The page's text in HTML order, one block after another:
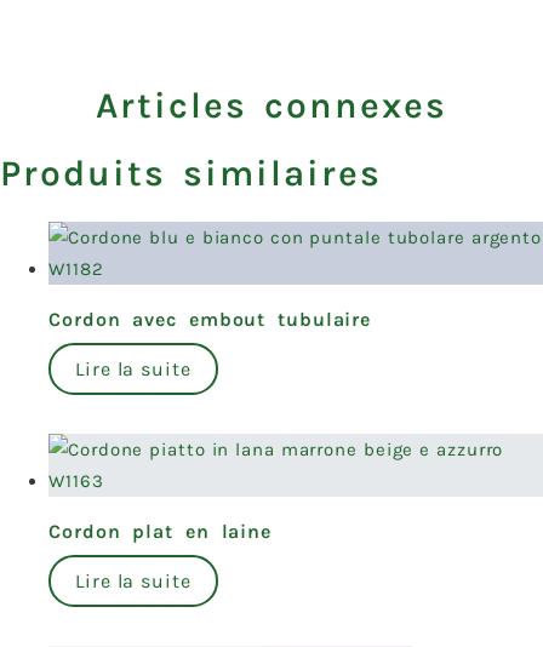
Articles connexes
Produits similaires
Cordon avec embout tubulaire
Lire la suite
Cordon plat en laine
Lire la suite